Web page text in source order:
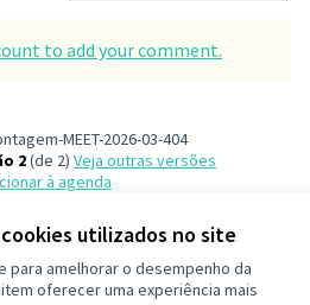
utilizados no site
amelhorar o desempenho da
oferecer uma experiência mais
to add your comment.
MEET-2026-03-404
2(de 2)
veja outras versões
à agenda